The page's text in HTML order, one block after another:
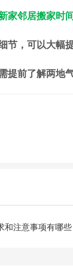
家邻居搬家时
节，可以大幅
提前了解两地
和注意事项有哪些